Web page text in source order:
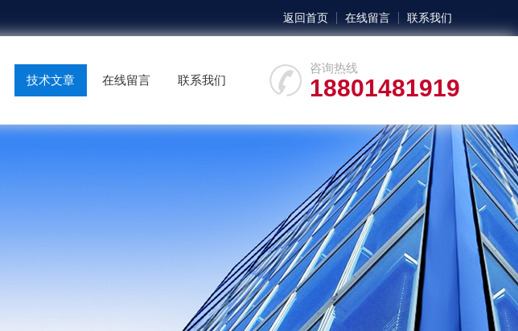
返回首页 在线留言 联系我们
咨询热线
18801481919
技术文章 在线留言 联系我们